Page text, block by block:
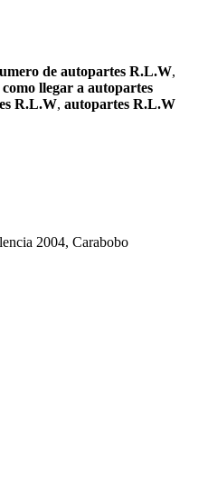
de autopartes R.L.W,
como llegar a autopartes
R.L.W, autopartes R.L.W
2004, Carabobo